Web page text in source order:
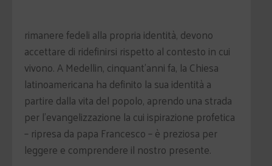
rimanere fedeli alla propria identità, devono
accettare di ridefinirsi rispetto al contesto in cui
vivono. A Medellin, cinquant’anni fa, la Chiesa
latinoamericana ha definito la sua identità a
partire dalla vita del popolo, aprendo una strada
per l’evangelizzazione la cui ispirazione profetica
– ripresa da papa Francesco – è preziosa per
leggere e comprendere il nostro presente.